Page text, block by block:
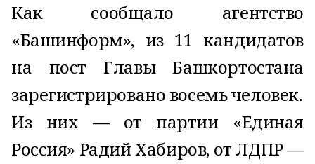
Как сообщало агентство
«Башинформ», из 11 кандидатов
на пост Главы Башкортостана
зарегистрировано восемь человек.
Из них — от партии «Единая
Россия» Радий Хабиров, от ЛДПР —